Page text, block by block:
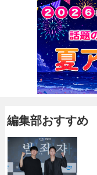
編集部おすすめ